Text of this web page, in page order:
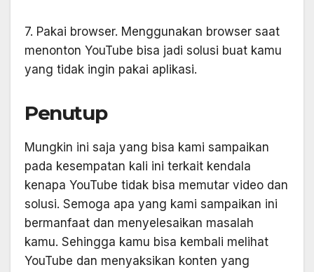
7. Pakai browser. Menggunakan browser saat
menonton YouTube bisa jadi solusi buat kamu
yang tidak ingin pakai aplikasi.
Penutup
Mungkin ini saja yang bisa kami sampaikan
pada kesempatan kali ini terkait kendala
kenapa YouTube tidak bisa memutar video dan
solusi. Semoga apa yang kami sampaikan ini
bermanfaat dan menyelesaikan masalah
kamu. Sehingga kamu bisa kembali melihat
YouTube dan menyaksikan konten yang